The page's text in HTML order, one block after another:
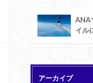
ANA
イル
アーカイブ